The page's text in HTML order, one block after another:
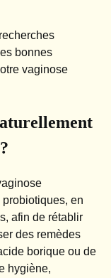
bonnes
vaginose
en
afin de rétablir
des remèdes
borique ou de
hygiène,